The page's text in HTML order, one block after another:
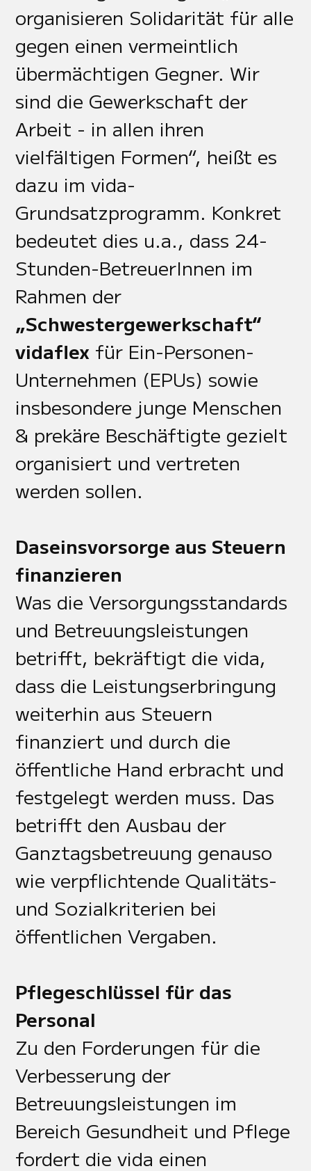
organisieren Solidarität für alle
gegen einen vermeintlich
übermächtigen Gegner. Wir
sind die Gewerkschaft der
Arbeit - in allen ihren
vielfältigen Formen“, heißt es
dazu im vida-
Grundsatzprogramm. Konkret
bedeutet dies u.a., dass 24-
Stunden-BetreuerInnen im
Rahmen der
„Schwestergewerkschaft“
vidaflex für Ein-Personen-
Unternehmen (EPUs) sowie
insbesondere junge Menschen
& prekäre Beschäftigte gezielt
organisiert und vertreten
werden sollen.
Daseinsvorsorge aus Steuern
finanzieren
Was die Versorgungsstandards
und Betreuungsleistungen
betrifft, bekräftigt die vida,
dass die Leistungserbringung
weiterhin aus Steuern
finanziert und durch die
öffentliche Hand erbracht und
festgelegt werden muss. Das
betrifft den Ausbau der
Ganztagsbetreuung genauso
wie verpflichtende Qualitäts-
und Sozialkriterien bei
öffentlichen Vergaben.
Pflegeschlüssel für das
Personal
Zu den Forderungen für die
Verbesserung der
Betreuungsleistungen im
Bereich Gesundheit und Pflege
fordert die vida einen